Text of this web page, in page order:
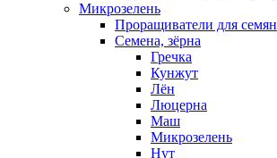
Микрозелень
Проращиватели для семян
Семена, зёрна
Гречка
Кунжут
Лён
Люцерна
Маш
Микрозелень
Нут